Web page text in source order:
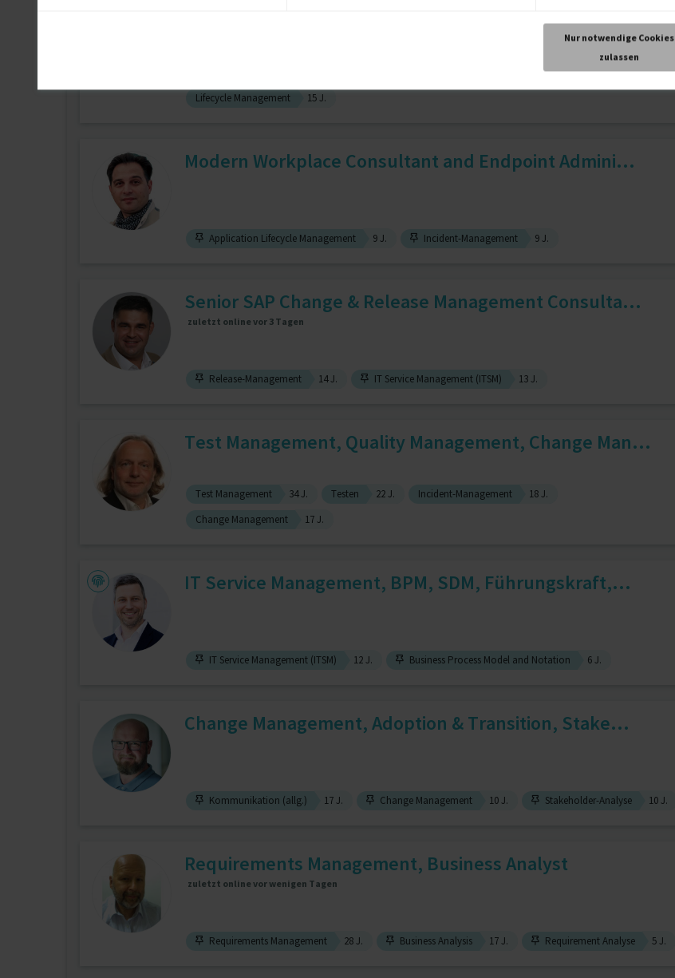
Nur notwendige Cookies
zulassen
Consultant Global Drug Regulatory Affairs Manag...
15 J.
Lifecycle Management
15 J.
Modern Workplace Consultant and Endpoint Admini...
Application Lifecycle Management 9 J. Incident-Management 9 J.
Senior SAP Change & Release Management Consulta...
zuletzt online vor 3 Tagen
Release-Management 14 J. IT Service Management (ITSM) 13 J.
Test Management, Quality Management, Change Man...
Test Management 34 J. Testen 22 J. Incident-Management
18 J.
Change Management
17 J.
IT Service Management, BPM, SDM, Führungskraft,...
IT Service Management (ITSM) 12 J. Business Process Model and Notation 6 J.
Change Management, Adoption & Transition, Stake...
Kommunikation (allg.) 17 J. Change Management 10 J. Stakeholder-Analyse 10 J.
Requirements Management, Business Analyst
zuletzt online vor wenigen Tagen
Requirements Management 28 J. Business Analysis 17 J. Requirement Analyse 5 J.